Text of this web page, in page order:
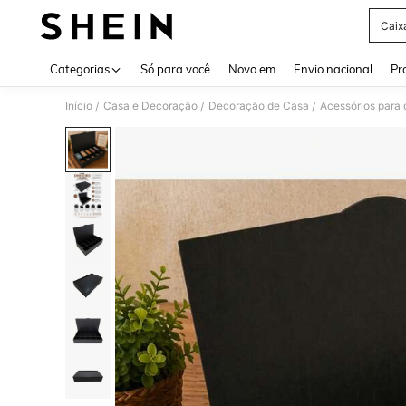
Categorias Só para você Novo em Envio nacional
Início / Casa e Decoração / Decoração de Casa / Acessórios para